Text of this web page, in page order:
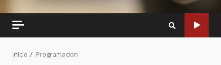
Inicio Programacion